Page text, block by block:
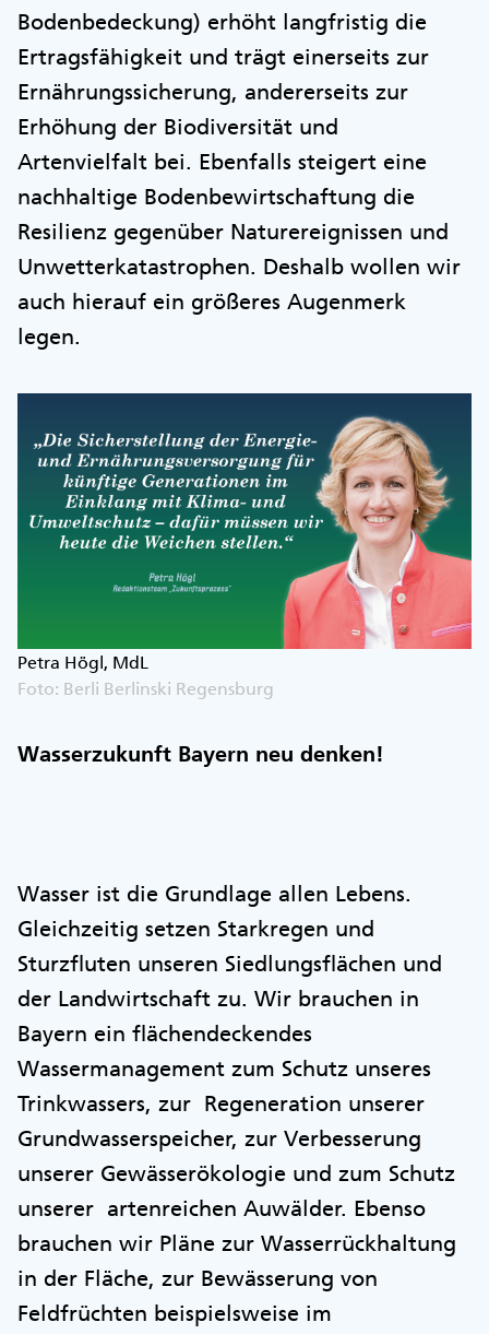
Bodenbedeckung) erhöht langfristig die
Ertragsfähigkeit und trägt einerseits zur
Ernährungssicherung, andererseits zur
Erhöhung der Biodiversität und
Artenvielfalt bei. Ebenfalls steigert eine
nachhaltige Bodenbewirtschaftung die
Resilienz gegenüber Naturereignissen und
Unwetterkatastrophen. Deshalb wollen wir
auch hierauf ein größeres Augenmerk
legen.
Petra Högl, MdL
Foto: Berli Berlinski Regensburg
Wasserzukunft Bayern neu denken!
Wasser ist die Grundlage allen Lebens.
Gleichzeitig setzen Starkregen und
Sturzfluten unseren Siedlungsflächen und
der Landwirtschaft zu. Wir brauchen in
Bayern ein flächendeckendes
Wassermanagement zum Schutz unseres
Trinkwassers, zur Regeneration unserer
Grundwasserspeicher, zur Verbesserung
unserer Gewässerökologie und zum Schutz
unserer artenreichen Auwälder. Ebenso
brauchen wir Pläne zur Wasserrückhaltung
in der Fläche, zur Bewässerung von
Feldfrüchten beispielsweise im